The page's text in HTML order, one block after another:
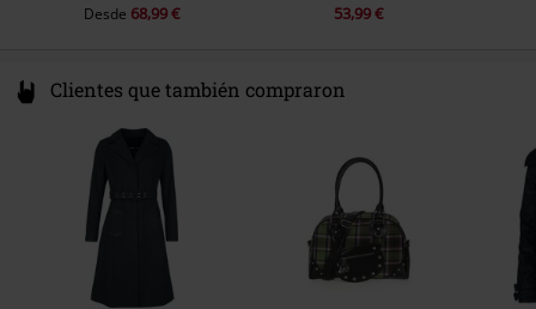
Desde 68,99 € 53,99 €
Clientes que también compraron